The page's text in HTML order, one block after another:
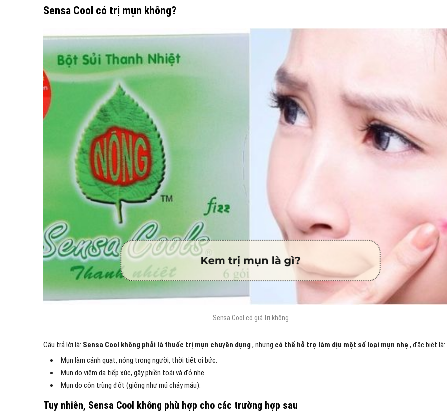
Sensa Cool có trị mụn không?
Sensa Cool có giá trị không
Câu trả lời là: Sensa Cool không phải là thuốc trị mụn chuyên dụng , nhưng có thể hỗ trợ làm dịu một số loại mụn nhẹ , đặc biệt là:
Mụn làm cánh quạt, nóng trong người, thời tiết oi bức.
Mụn do viêm da tiếp xúc, gây phiền toái và đỏ nhẹ.
Mụn do côn trùng đốt (giống như mủ chảy máu).
Tuy nhiên, Sensa Cool không phù hợp cho các trường hợp sau